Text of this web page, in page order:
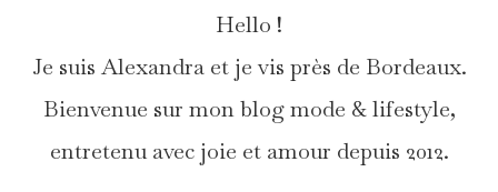
Hello !
Je suis Alexandra et je vis près de Bordeaux.
Bienvenue sur mon blog mode & lifestyle,
entretenu avec joie et amour depuis 2012.